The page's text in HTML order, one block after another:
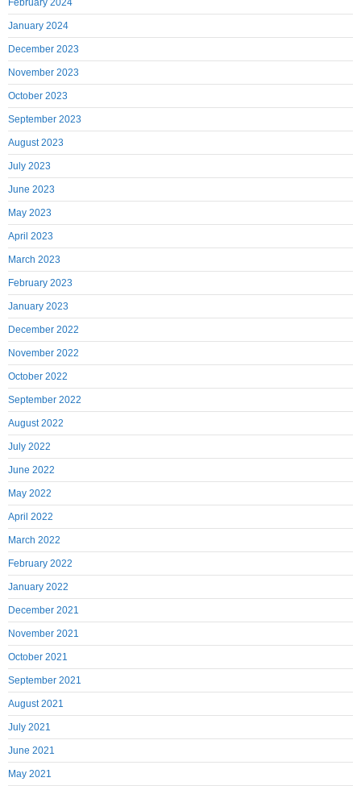
February 2024
January 2024
December 2023
November 2023
October 2023
September 2023
August 2023
July 2023
June 2023
May 2023
April 2023
March 2023
February 2023
January 2023
December 2022
November 2022
October 2022
September 2022
August 2022
July 2022
June 2022
May 2022
April 2022
March 2022
February 2022
January 2022
December 2021
November 2021
October 2021
September 2021
August 2021
July 2021
June 2021
May 2021